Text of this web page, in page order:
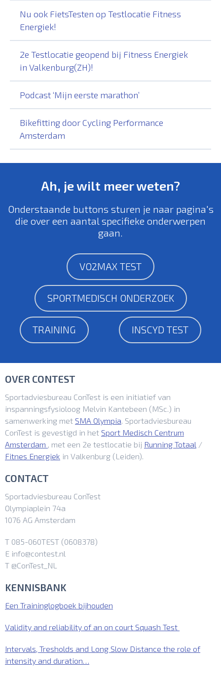
Nu ook FietsTesten op Testlocatie Fitness
Energiek!
2e Testlocatie geopend bij Fitness Energiek
in Valkenburg(ZH)!
Podcast ‘Mijn eerste marathon’
Bikefitting door Cycling Performance
Amsterdam
Ah, je wilt meer weten?
Onderstaande buttons sturen je naar pagina's
die over een aantal specifieke onderwerpen
gaan.
VO2MAX TEST
SPORTMEDISCH ONDERZOEK
TRAINING INSCYD TEST
OVER CONTEST
Sportadviesbureau ConTest is een initiatief van
inspanningsfysioloog Melvin Kantebeen (MSc.) in
samenwerking met SMA Olympia. Sportadviesbureau
ConTest is gevestigd in het Sport Medisch Centrum
Amsterdam , met een 2e testlocatie bij Running Totaal /
Fitnes Energiek in Valkenburg (Leiden).
CONTACT
Sportadviesbureau ConTest
Olympiaplein 74a
1076 AG Amsterdam
T 085-060TEST (0608378)
E info@contest.nl
T @ConTest_NL
KENNISBANK
Een Traininglogboek bijhouden
Validity and reliability of an on court Squash Test
Intervals, Tresholds and Long Slow Distance the role of
intensity and duration…